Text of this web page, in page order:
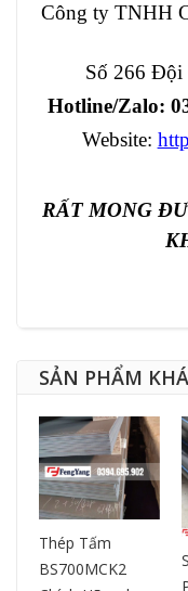
Công ty TNHH
Số 266 Đội
Hotline/Zalo:
Website:
RẤT MONG
SẢN PHẨM
Thép Tấm
BS700MCK2